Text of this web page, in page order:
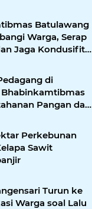
keramaian di
Batulawang
Warga, Serap
Jaga Kondusifitas
di
Bhabinkamtibmas
Pangan dan
Perkebunan
Sawit
Turun ke
Warga soal Lalu